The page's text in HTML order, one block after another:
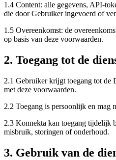
1.4 Content: alle gegevens, API-
die door Gebruiker ingevoerd of
1.5 Overeenkomst: de
op basis van deze voorwaarden.
2. Toegang tot de
2.1 Gebruiker krijgt toegang tot de
met deze voorwaarden.
2.2 Toegang is persoonlijk en mag
2.3 Konnekta kan toegang tijdelijk
misbruik, storingen of onderhoud.
3. Gebruik van de